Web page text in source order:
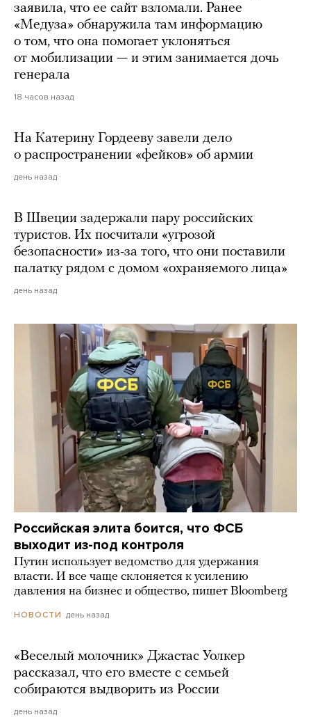
заявила, что ее сайт взломали. Ранее
«Медуза» обнаружила там информацию
о том, что она помогает уклоняться
от мобилизации — и этим занимается дочь
генерала
18 часов назад
На Катерину Гордееву завели дело
о распространении «фейков» об армии
день назад
В Швеции задержали пару российских
туристов. Их посчитали «угрозой
безопасности» из-за того, что они поставили
палатку рядом с домом «охраняемого лица»
день назад
Российская элита боится, что ФСБ
выходит из-под контроля
Путин использует ведомство для удержания
власти. И все чаще склоняется к усилению
давления на бизнес и общество, пишет Bloomberg
НОВОСТИ день назад
«Веселый молочник» Джастас Уолкер
рассказал, что его вместе с семьей
собираются выдворить из России
день назад